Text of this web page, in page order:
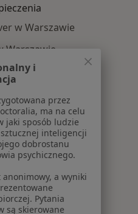
w Warszawie
Warszawie
w Warszawie
w Warszawie
w Warszawie
Najpopularniejsze
i
przez
ma na celu
jaki sposób ludzie
inteligencji
dobrostanu
psychicznego.
anonimowy, a wyniki
Pytania
są skierowane